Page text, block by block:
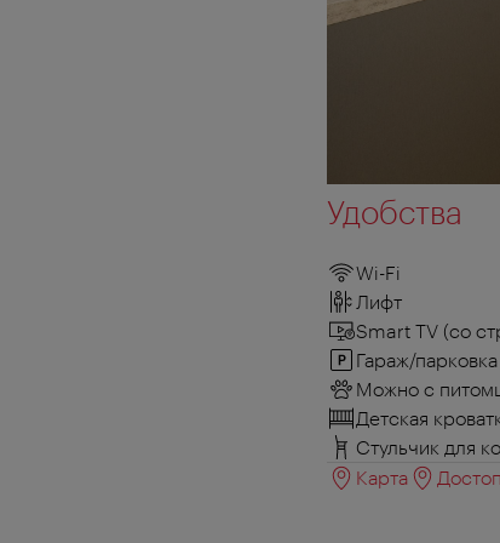
Удобства
Wi-Fi
Лифт
Smart TV (со
Гараж/парковка
Можно с
Детская
Стульчик для
Карта